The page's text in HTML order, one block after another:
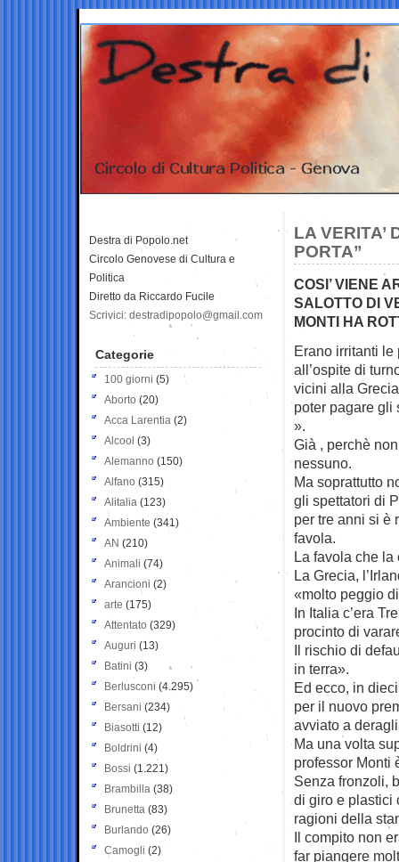
LA VERITA’
PORTA”
COSI’ VIENE
SALOTTO DI
MONTI HA
Erano irritanti le
all’ospite di
vicini alla
poter pagare gli
».
Già , perchè
nessuno.
Ma soprattutto
gli spettatori di
per tre anni si è
favola.
La favola che la
La Grecia,
«molto peggio
In Italia c’era
procinto di
Il rischio di
in terra».
Ed ecco, in
per il nuovo
avviato a
Ma una volta
professor Monti
Senza fronzoli,
di giro e plastici
ragioni della
Il compito non
far piangere
Destra di Popolo.net
Circolo Genovese di Cultura e
Politica
Diretto da Riccardo Fucile
Scrivici: destradipopolo@gmail.com
Categorie
100 giorni (5)
Aborto (20)
Acca Larentia (2)
Alcool (3)
Alemanno (150)
Alfano (315)
Alitalia (123)
Ambiente (341)
AN (210)
Animali (74)
Arancioni (2)
arte (175)
Attentato (329)
Auguri (13)
Batini (3)
Berlusconi (4.295)
Bersani (234)
Biasotti (12)
Boldrini (4)
Bossi (1.221)
Brambilla (38)
Brunetta (83)
Burlando (26)
Camogli (2)